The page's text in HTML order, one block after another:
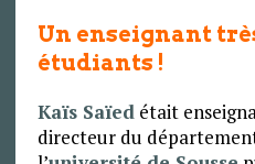
Un enseignant
étudiants !
Kaïs Saïedétait
directeur du